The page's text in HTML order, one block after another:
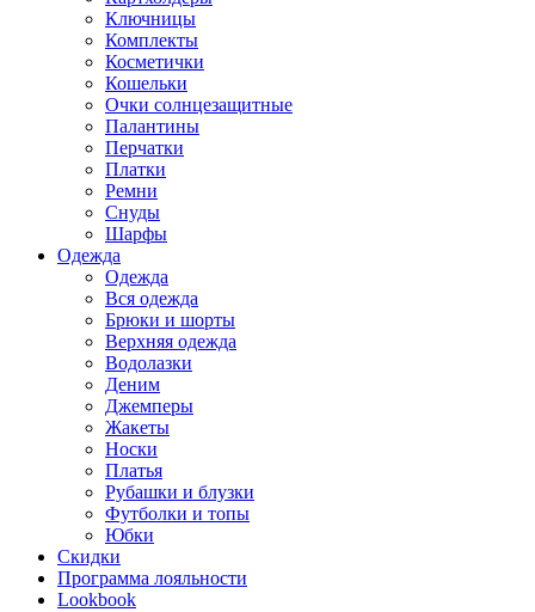
Ключницы
Комплекты
Косметички
Кошельки
Очки солнцезащитные
Палантины
Перчатки
Платки
Ремни
Снуды
Шарфы
Одежда
Одежда
Вся одежда
Брюки и шорты
Верхняя одежда
Водолазки
Деним
Джемперы
Жакеты
Носки
Платья
Рубашки и блузки
Футболки и топы
Юбки
Скидки
Программа лояльности
Lookbook